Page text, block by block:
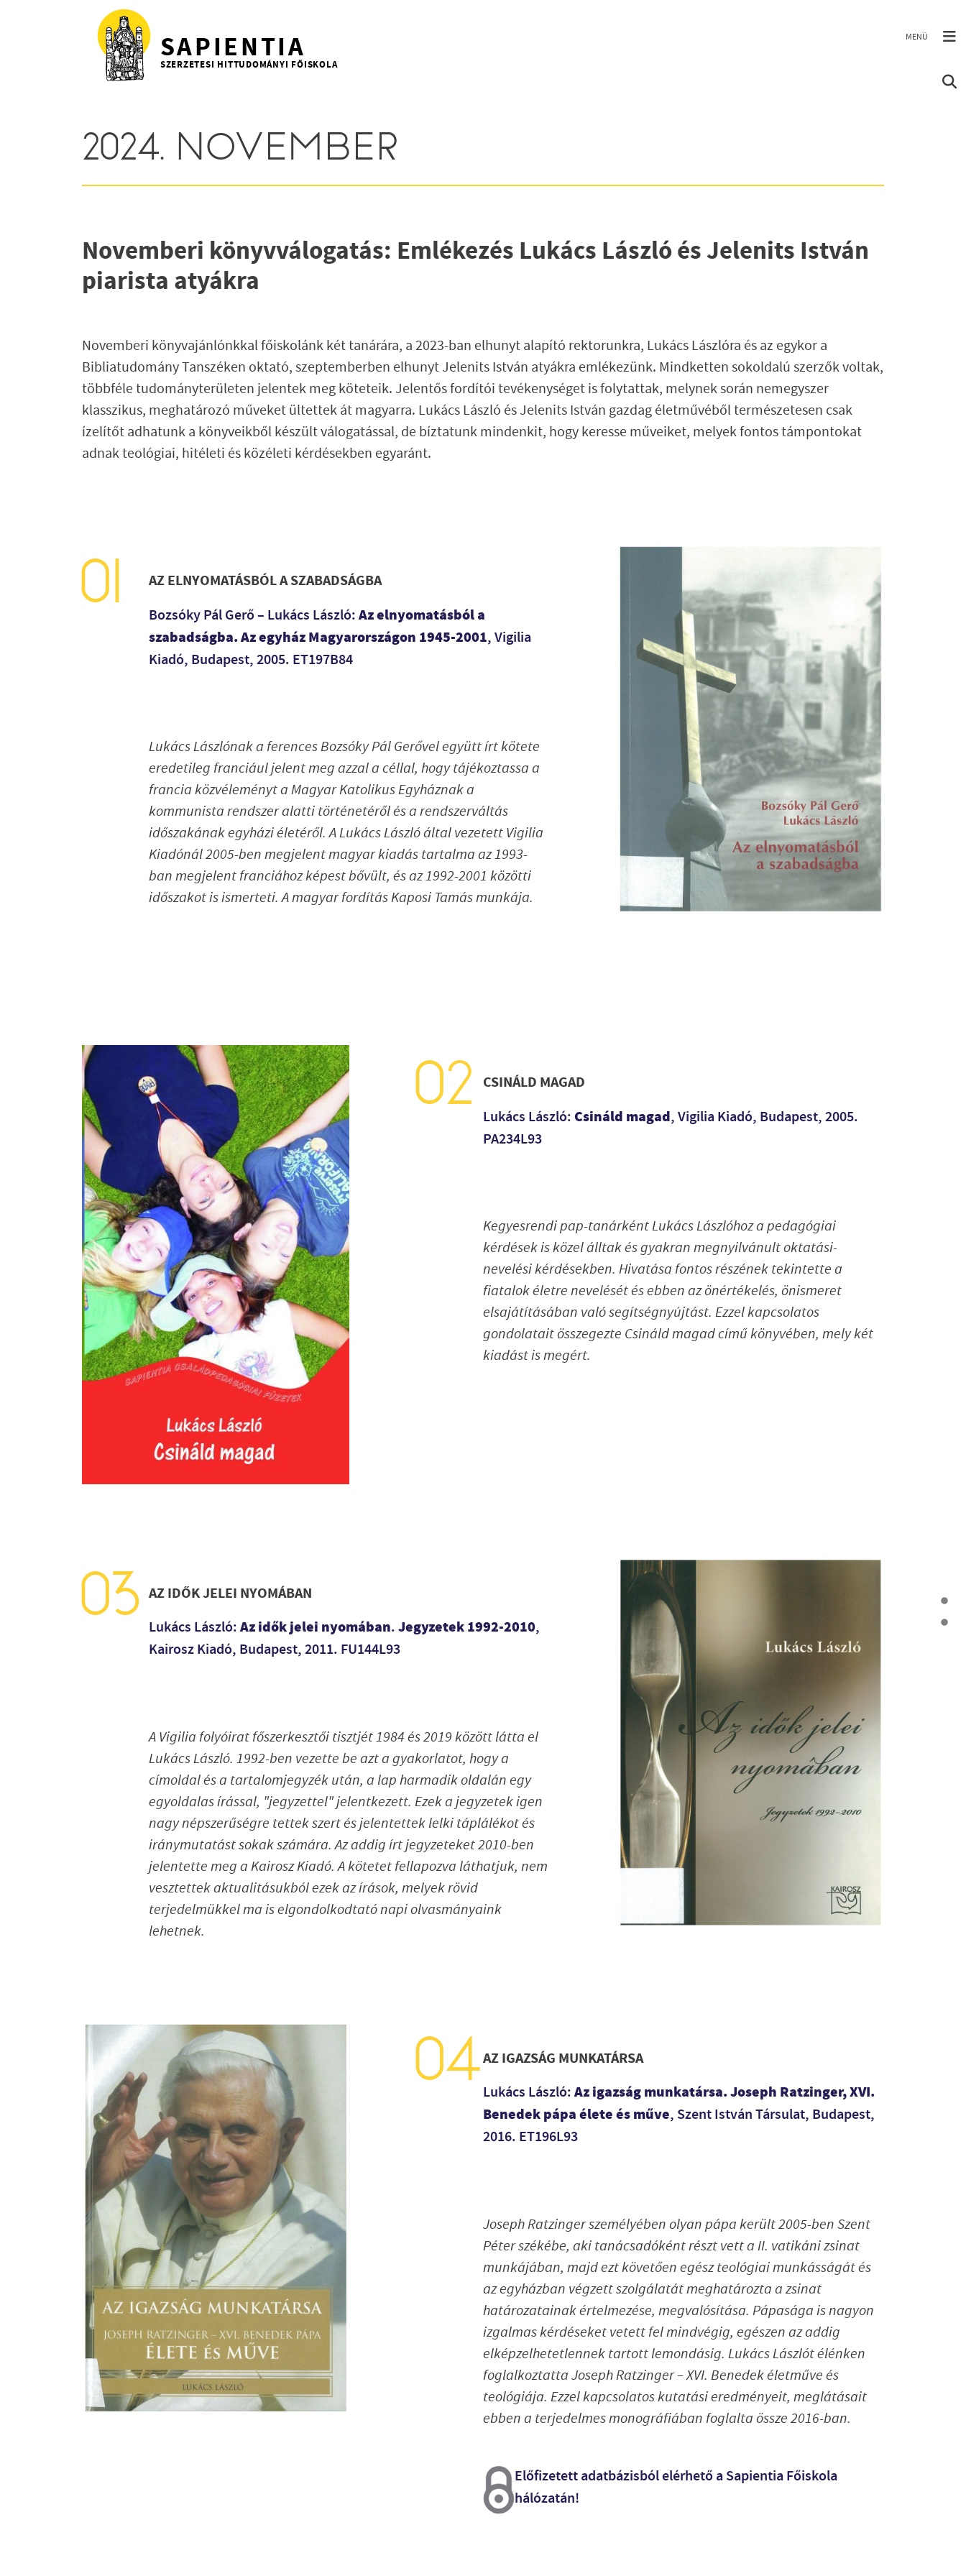
Ugrás a tartalomra
SAPIENTIA
SZERZETESI HITTUDOMÁNYI FŐISKOLA
2024. NOVEMBER
Novemberi könyvválogatás: Emlékezés Lukács László és Jelenits István
piarista atyákra
Novemberi könyvajánlónkkal főiskolánk két tanárára, a 2023-ban elhunyt alapító rektorunkra, Lukács Lászlóra és az egykor a
Bibliatudomány Tanszéken oktató, szeptemberben elhunyt Jelenits István atyákra emlékezünk. Mindketten sokoldalú szerzők voltak,
többféle tudományterületen jelentek meg köteteik. Jelentős fordítói tevékenységet is folytattak, melynek során nemegyszer
klasszikus, meghatározó műveket ültettek át magyarra. Lukács László és Jelenits István gazdag életművéből természetesen csak
ízelítőt adhatunk a könyveikből készült válogatással, de bíztatunk mindenkit, hogy keresse műveiket, melyek fontos támpontokat
adnak teológiai, hitéleti és közéleti kérdésekben egyaránt.
AZ ELNYOMATÁSBÓL A SZABADSÁGBA
Bozsóky Pál Gerő – Lukács László:Az elnyomatásból a
szabadságba. Az egyház Magyarországon 1945-2001, Vigilia
Kiadó, Budapest, 2005. ET197B84
Lukács Lászlónak a ferences Bozsóky Pál Gerővel együtt írt kötete
eredetileg franciául jelent meg azzal a céllal, hogy tájékoztassa a
francia közvéleményt a Magyar Katolikus Egyháznak a
kommunista rendszer alatti történetéről és a rendszerváltás
időszakának egyházi életéről. A Lukács László által vezetett Vigilia
Kiadónál 2005-ben megjelent magyar kiadás tartalma az 1993-
ban megjelent franciához képest bővült, és az 1992-2001 közötti
időszakot is ismerteti. A magyar fordítás Kaposi Tamás munkája.
CSINÁLD MAGAD
Lukács László:Csináld magad, Vigilia Kiadó, Budapest, 2005.
PA234L93
Kegyesrendi pap-tanárként Lukács Lászlóhoz a pedagógiai
kérdések is közel álltak és gyakran megnyilvánult oktatási-
nevelési kérdésekben. Hivatása fontos részének tekintette a
fiatalok életre nevelését és ebben az önértékelés, önismeret
elsajátításában való segítségnyújtást. Ezzel kapcsolatos
gondolatait összegezte Csináld magad című könyvében, mely két
kiadást is megért.
AZ IDŐK JELEI NYOMÁBAN
Lukács László:Az idők jelei nyomában.Jegyzetek 1992-2010,
Kairosz Kiadó, Budapest, 2011. FU144L93
A Vigilia folyóirat főszerkesztői tisztjét 1984 és 2019 között látta el
Lukács László. 1992-ben vezette be azt a gyakorlatot, hogy a
címoldal és a tartalomjegyzék után, a lap harmadik oldalán egy
egyoldalas írással, "jegyzettel" jelentkezett. Ezek a jegyzetek igen
nagy népszerűségre tettek szert és jelentettek lelki táplálékot és
iránymutatást sokak számára. Az addig írt jegyzeteket 2010-ben
jelentette meg a Kairosz Kiadó. A kötetet fellapozva láthatjuk, nem
vesztettek aktualitásukból ezek az írások, melyek rövid
terjedelmükkel ma is elgondolkodtató napi olvasmányaink
lehetnek.
AZ IGAZSÁG MUNKATÁRSA
Lukács László:Az igazság munkatársa. Joseph Ratzinger, XVI.
Benedek pápa élete és műve, Szent István Társulat, Budapest,
2016. ET196L93
Joseph Ratzinger személyében olyan pápa került 2005-ben Szent
Péter székébe, aki tanácsadóként részt vett a II. vatikáni zsinat
munkájában, majd ezt követően egész teológiai munkásságát és
az egyházban végzett szolgálatát meghatározta a zsinat
határozatainak értelmezése, megvalósítása. Pápasága is nagyon
izgalmas kérdéseket vetett fel mindvégig, egészen az addig
elképzelhetetlennek tartott lemondásig. Lukács Lászlót élénken
foglalkoztatta Joseph Ratzinger – XVI. Benedek életműve és
teológiája. Ezzel kapcsolatos kutatási eredményeit, meglátásait
ebben a terjedelmes monográfiában foglalta össze 2016-ban.
Előfizetett adatbázisból elérhető a Sapientia Főiskola
hálózatán!